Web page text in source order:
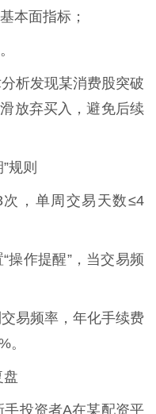
本面指标；
析发现某消费股突破
放弃买入，避免后续
规则
，单周交易天数≤4
操作提醒”，当交易频
易频率，年化手续费
。
盘
投资者A在某配资平